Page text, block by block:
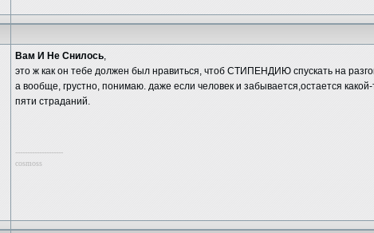
Вам И Не Снилось,
это ж как он тебе должен был нравиться, чтоб СТИПЕНДИЮ спускать на
а вообще, грустно, понимаю. даже если человек и забывается,остается
пяти страданий.
--------------------
cosmoss